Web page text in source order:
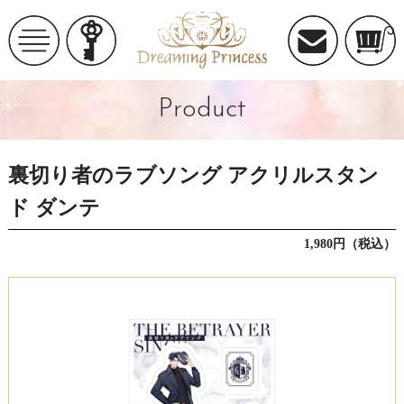
Product
裏切り者のラブソング アクリルスタン
ド ダンテ
1,980円（税込）